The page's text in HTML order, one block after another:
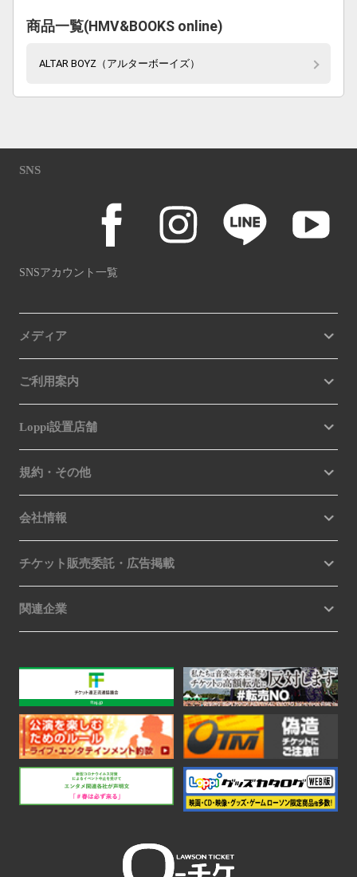
商品一覧(HMV&BOOKS online)
ALTAR BOYZ（アルターボーイズ）
SNS
SNSアカウント一覧
メディア
ご利用案内
Loppi設置店舗
規約・その他
会社情報
チケット販売委託・広告掲載
関連企業